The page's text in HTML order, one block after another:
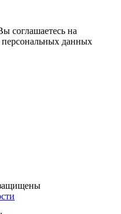
соглашаетесь на
персональных данных